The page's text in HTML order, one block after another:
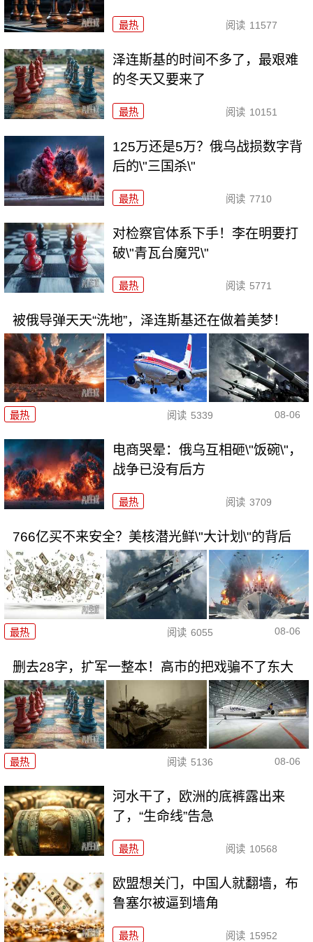
最热 阅读 11577
泽连斯基的时间不多了，最艰难
的冬天又要来了
最热 阅读 10151
125万还是5万？俄乌战损数字背
后的\"三国杀\"
最热 阅读 7710
对检察官体系下手！李在明要打
破\"青瓦台魔咒\"
最热 阅读 5771
被俄导弹天天“洗地”，泽连斯基还在做着美梦！
最热 阅读 5339 08-06
电商哭晕：俄乌互相砸\"饭碗\"，
战争已没有后方
最热 阅读 3709
766亿买不来安全？美核潜光鲜\"大计划\"的背后
最热 阅读 6055 08-06
删去28字，扩军一整本！高市的把戏骗不了东大
最热 阅读 5136 08-06
河水干了，欧洲的底裤露出来
了，“生命线”告急
最热 阅读 10568
欧盟想关门，中国人就翻墙，布
鲁塞尔被逼到墙角
最热 阅读 15952